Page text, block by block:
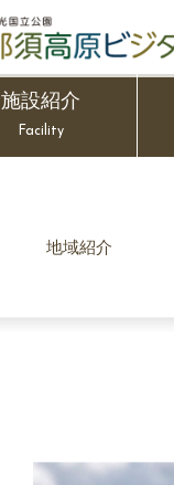
施設紹介
Facility
地域紹介